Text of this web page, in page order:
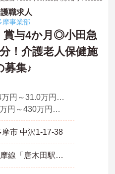
職求人
事業部
賞与4か月◎小田急
！介護老人保健施
募集♪
月収 24.4万円～31.0万円程度 ※手当含む
年収 330万円～430万円程度 ※手当賞与含む
市 中沢1-17-38
小田急多摩線「唐木田駅」徒歩7分